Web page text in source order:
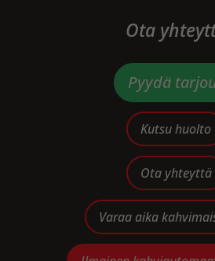
Ota
Pyydä
Kutsu huolto
Ota yhteyttä
Varaa aika